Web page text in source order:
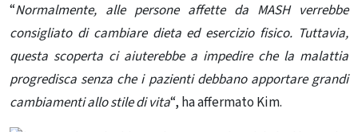
“Normalmente, alle persone affette da MASH verrebbe
consigliato di cambiare dieta ed esercizio fisico. Tuttavia,
questa scoperta ci aiuterebbe a impedire che la malattia
progredisca senza che i pazienti debbano apportare grandi
cambiamenti allo stile di vita“, ha affermato Kim.